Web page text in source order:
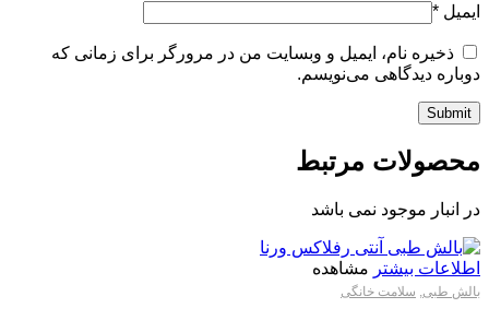
ایمیل *
ذخیره نام، ایمیل و وبسایت من در مرورگر برای زمانی که
دوباره دیدگاهی می‌نویسم.
محصولات مرتبط
در انبار موجود نمی باشد
اطلاعات بیشتر مشاهده
بالش طبی سلامت خانگی